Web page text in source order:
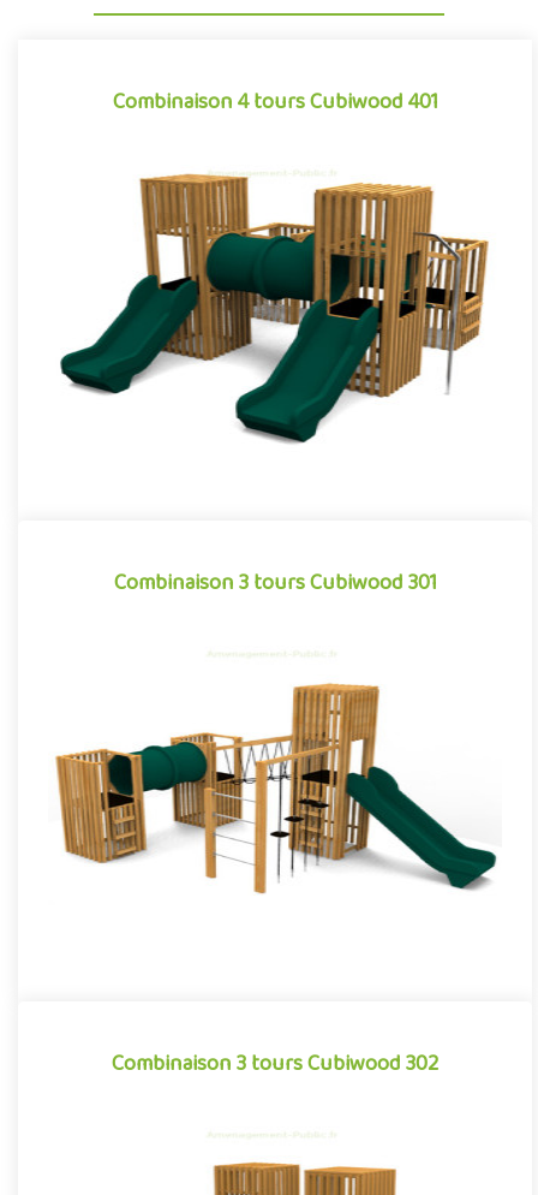
Combinaison 4 tours Cubiwood 401
Combinaison 4 tours Cubiwood 401
Structure pour aires de jeux extérieurs caractérisée par ses
lignes cubiques et son habillage à claire-voie composé de
bardag..
Offre partenaire
Combinaison 3 tours Cubiwood 301
Combinaison 3 tours Cubiwood 301
Structure pour aires de jeux extérieurs caractérisée par ses
lignes cubiques et son habillage à claire-voie composé de
bardag..
Offre partenaire
Combinaison 3 tours Cubiwood 302
Combinaison 3 tours Cubiwood 302